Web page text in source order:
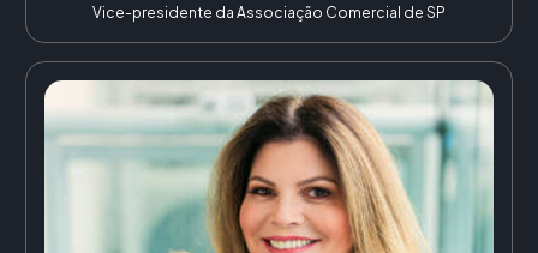
Vice-presidente da Associação Comercial de SP